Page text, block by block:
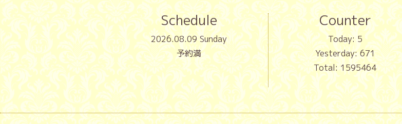
Schedule
2026.08.09 Sunday
予約満
Counter
Today:5
Yesterday:671
Total:1595464